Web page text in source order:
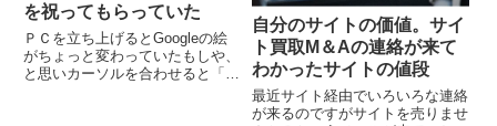
を祝ってもらっていた
ＰＣを立ち上げるとGoogleの絵
がちょっと変わっていたもしや、
と思いカーソルを合わせると「誕
自分のサイトの価値。サイ
ト買取M＆Aの連絡が来て
わかったサイトの値段
最近サイト経由でいろいろな連絡
が来るのですがサイトを売りませ